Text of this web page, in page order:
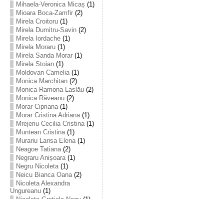
Mihaela-Veronica Micaș (1)
Mioara Boca-Zamfir(2)
Mirela Croitoru(1)
Mirela Dumitru-Savin(2)
Mirela Iordache(1)
Mirela Moraru(1)
Mirela Sanda Morar(1)
Mirela Stoian(1)
Moldovan Camelia(1)
Monica Marchitan(2)
Monica Ramona Laslău(2)
Monica Răveanu(2)
Morar Cipriana(1)
Morar Cristina Adriana(1)
Mrejeriu Cecilia Cristina(1)
Muntean Cristina(1)
Murariu Larisa Elena(1)
Neagoe Tatiana(2)
Negraru Anișoara(1)
Negru Nicoleta(1)
Neicu Bianca Oana(2)
Nicoleta Alexandra
Ungureanu(1)